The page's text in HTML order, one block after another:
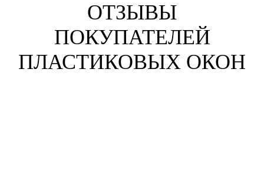
ОТЗЫВЫ
ПОКУПАТЕЛЕЙ
ПЛАСТИКОВЫХ ОКОН